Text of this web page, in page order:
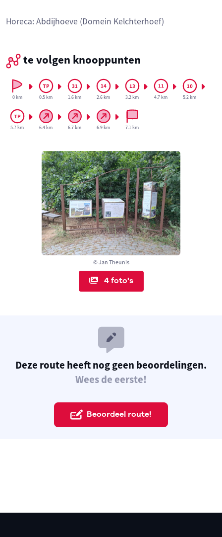
© Jan Theunis
4 foto's
Horeca: Abdijhoeve (Domein Kelchterhoef)
te volgen knooppunten
0 km 0.5 km 1.6 km 2.6 km 3.2 km 4.7 km 5.2 km
5.7 km 6.4 km 6.7 km 6.9 km 7.1 km
Deze route heeft nog geen beoordelingen.
Wees de eerste!
Beoordeel route!